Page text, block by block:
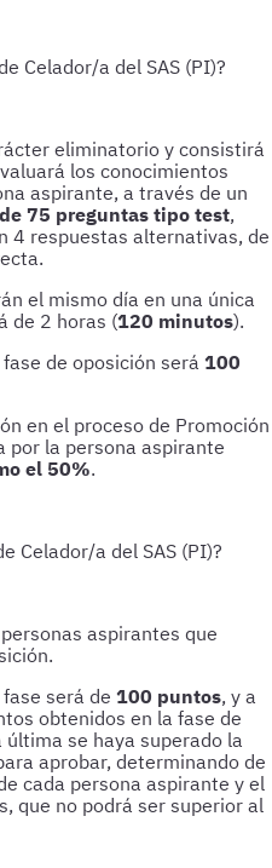
Celador/a del SAS (PI)?
eliminatorio y consistirá
los conocimientos
aspirante, a través de un
75 preguntas tipo test,
4 respuestas alternativas, de
el mismo día en una única
de 2 horas (120 minutos).
de oposición será 100
en el proceso de Promoción
por la persona aspirante
el 50%.
Celador/a del SAS (PI)?
aspirantes que
será de 100 puntos, y a
obtenidos en la fase de
se haya superado la
aprobar, determinando de
cada persona aspirante y el
que no podrá ser superior al